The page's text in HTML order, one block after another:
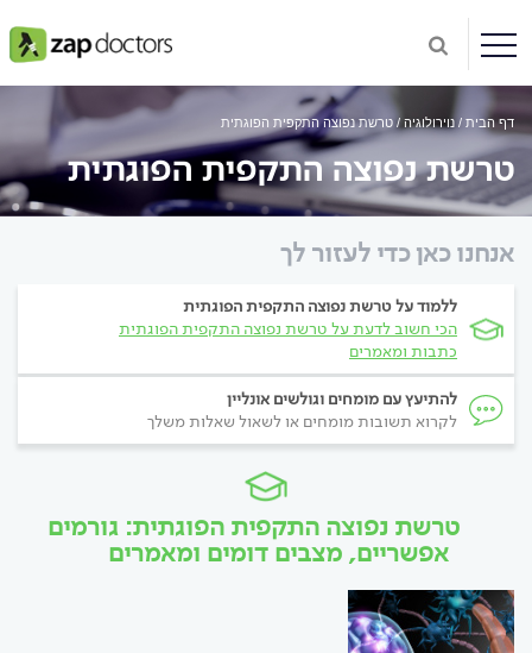
דף הבית נוירולוגיה טרשת נפוצה התקפית הפוגתית
טרשת נפוצה התקפית הפוגתית
אנחנו כאן כדי לעזור לך
ללמוד על טרשת נפוצה התקפית הפוגתית
הכי חשוב לדעת על טרשת נפוצה התקפית הפוגתית
כתבות ומאמרים
להתיעץ עם מומחים וגולשים אונליין
לקרוא תשובות מומחים או לשאול שאלות משלך
טרשת נפוצה התקפית הפוגתית: גורמים
אפשריים, מצבים דומים ומאמרים